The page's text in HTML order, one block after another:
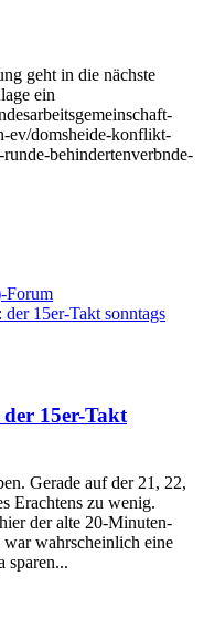
geht in die nächste
ein
ev/domsheide-konflikt-
behindertenverbnde-
Forum
15er-Takt sonntags
15er-Takt
Gerade auf der 21, 22,
Erachtens zu wenig.
der alte 20-Minuten-
war wahrscheinlich eine
sparen...